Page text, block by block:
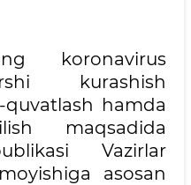
koronavirus
kurashish
quvatlash hamda
maqsadida
Vazirlar
asosan